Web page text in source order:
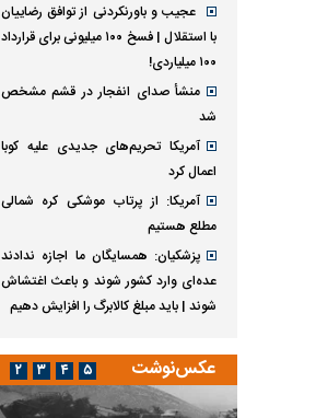
عجیب و باورنکردنی از توافق رضاییان
با استقلال | فسخ ۱۰۰ میلیونی برای قرارداد
۱۰۰ میلیاردی!
منشأ صدای انفجار در قشم مشخص
شد
آمریکا تحریم‌های جدیدی علیه کوبا
اعمال کرد
آمریکا: از پرتاب موشکی کره شمالی
مطلع هستیم
پزشکیان: همسایگان ما اجازه ندادند
عده‌ای وارد کشور شوند و باعث اغتشاش
شوند | باید مبلغ کالابرگ را افزایش دهیم
عکس‌نوشت ۲ ۳ ۴ ۵